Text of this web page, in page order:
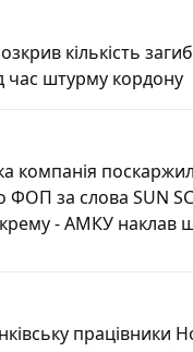
кількість
час штурму кордону
компанія
ФОП за слова SUN
крему - АМКУ наклав
працівники